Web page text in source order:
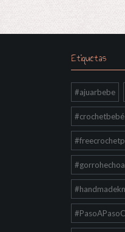
Etiquetas
#ajuarbebe
#crochetbebé